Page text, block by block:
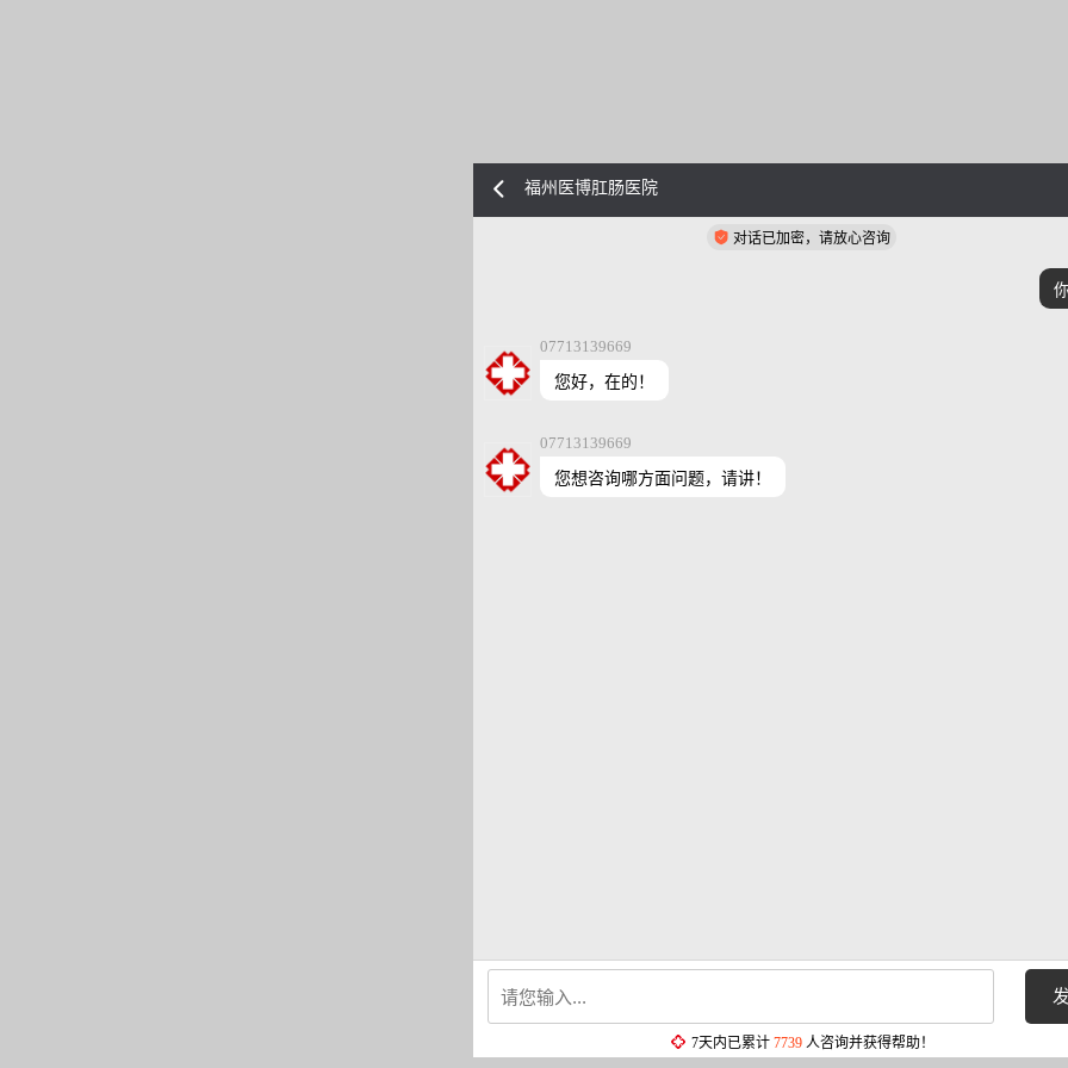
福州医博肛肠医院
对话已加密，请放心咨询
07713139669
您好，在的！
07713139669
您想咨询哪方面问题，请讲！
7天内已累计 7739人咨询并获得帮助！